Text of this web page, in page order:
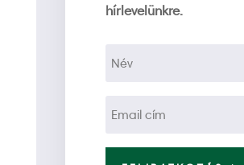
hírlevelünkre.